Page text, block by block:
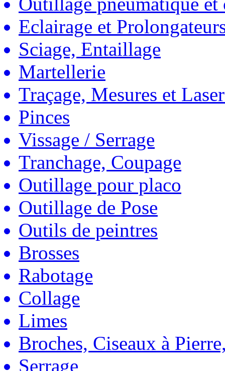
Eclairage et
Sciage, Entaillage
Martellerie
Traçage, Mesures et
Pinces
Vissage / Serrage
Tranchage, Coupage
Outillage pour placo
Outillage de Pose
Outils de peintres
Brosses
Rabotage
Collage
Limes
Broches, Ciseaux à
Serrage